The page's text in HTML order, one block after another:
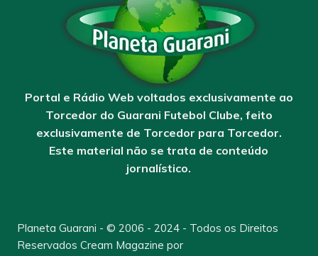
Portal e Rádio Web voltados exclusivamente ao
Torcedor do Guarani Futebol Clube, feito
exclusivamente de Torcedor para Torcedor.
Este material não se trata de conteúdo
jornalístico.
Planeta Guarani - © 2006 - 2024 - Todos os Direitos
Reservados Cream Magazine por